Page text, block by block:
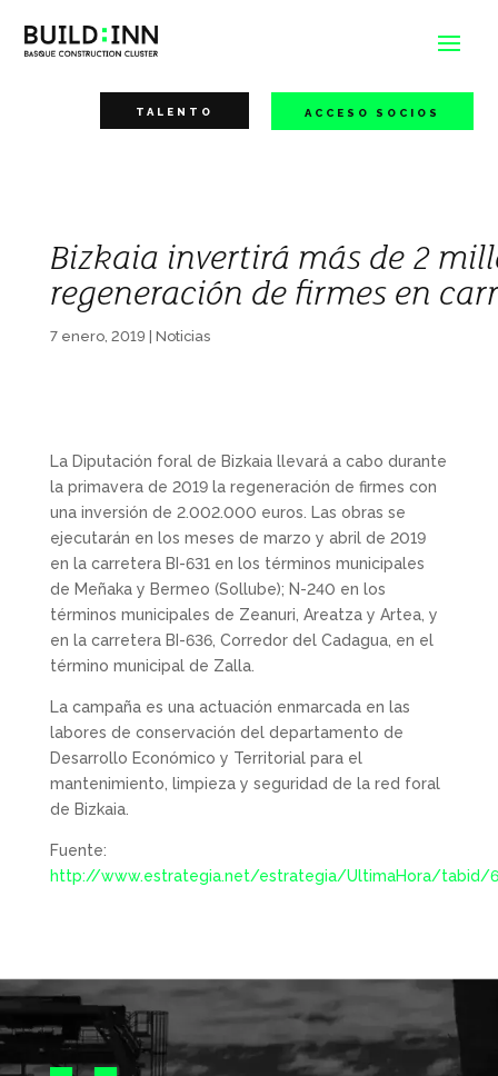
TALENTO ACCESO SOCIOS
Bizkaia invertirá más de 2
regeneración de firmes en
7 enero, 2019 Noticias
La Diputación foral de Bizkaia llevará a cabo durante
la primavera de 2019 la regeneración de firmes con
una inversión de 2.002.000 euros. Las obras se
ejecutarán en los meses de marzo y abril de 2019
en la carretera BI-631 en los términos municipales
de Meñaka y Bermeo (Sollube); N-240 en los
términos municipales de Zeanuri, Areatza y Artea, y
en la carretera BI-636, Corredor del Cadagua, en el
término municipal de Zalla.
La campaña es una actuación enmarcada en las
labores de conservación del departamento de
Desarrollo Económico y Territorial para el
mantenimiento, limpieza y seguridad de la red foral
de Bizkaia.
Fuente:
http://www.estrategia.net/estrategia/UltimaHora/tabid/